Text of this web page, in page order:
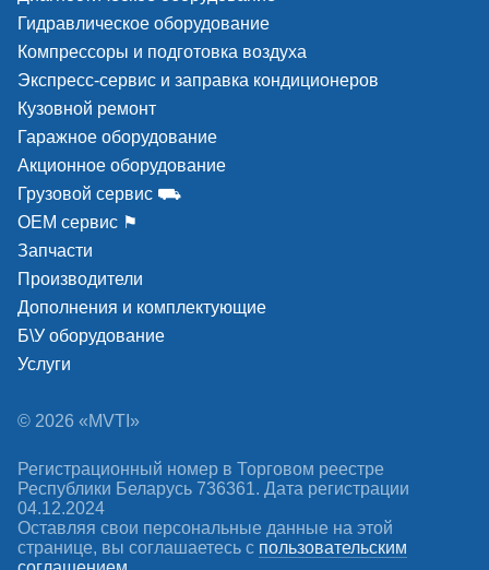
Конструкция площадки позволяет производить отжим
борта при любом положении рабочего стола без риска
повреждения колеса.
Гидравлическое оборудование
Компрессоры и подготовка воздуха
Экспресс-сервис и заправка кондиционеров
Кузовной ремонт
Гаражное оборудование
Акционное оборудование
Грузовой сервис ⛟
ОЕМ сервис ⚑
Запчасти
Производители
Дополнения и комплектующие
Б\У оборудование
Услуги
© 2026 «MVTI»
Регистрационный номер в Торговом реестре
Республики Беларусь 736361. Дата регистрации
04.12.2024
Оставляя свои персональные данные на этой
странице, вы соглашаетесь c пользовательским